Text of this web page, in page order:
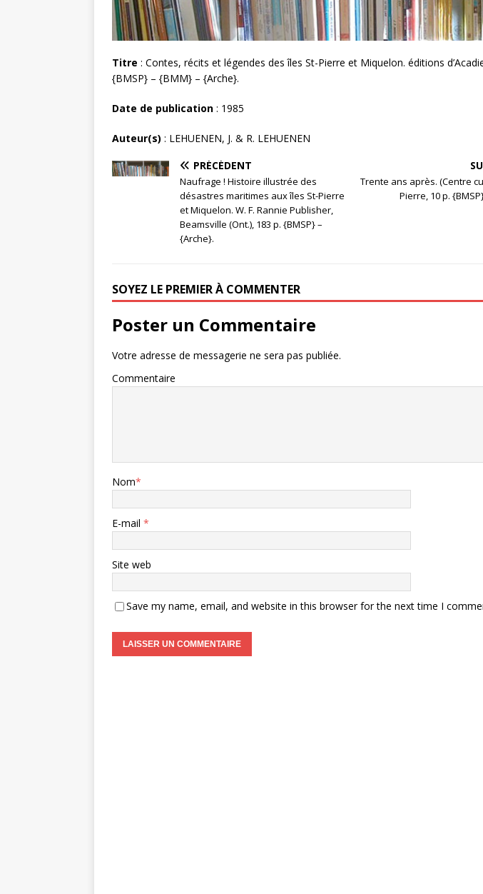
Titre : Contes, récits et légendes des îles St-Pierre et Miquelon. éditions
{BMSP} – {BMM} – {Arche}.
Date de publication : 1985
Auteur(s) : LEHUENEN, J. & R. LEHUENEN
PRÉCÉDENT
Naufrage ! Histoire illustrée des
désastres maritimes aux îles St-Pierre
et Miquelon. W. F. Rannie Publisher,
Beamsville (Ont.), 183 p. {BMSP} –
{Arche}.
Trente ans après. (Centre
Pierre, 10 p.
SOYEZ LE PREMIER À COMMENTER
Poster un Commentaire
Votre adresse de messagerie ne sera pas publiée.
Commentaire
Nom*
E-mail *
Site web
Save my name, email, and website in this browser for the next time I